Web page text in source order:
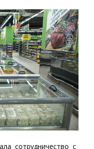
сотрудничество с